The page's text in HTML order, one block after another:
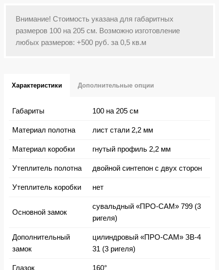
Внимание! Стоимость указана для габаритных
размеров 100 на 205 см. Возможно изготовление
любых размеров: +500 руб. за 0,5 кв.м
Характеристики Дополнительные опции
Габариты 100 на 205 см
Материал полотна лист стали 2,2 мм
Материал коробки гнутый профиль 2,2 мм
Утеплитель полотна двойной синтепон с двух сторон
Утеплитель коробки нет
Основной замок
сувальдный «ПРО-САМ» 799 (3
ригеля)
Дополнительный
замок
цилиндровый «ПРО-САМ» ЗВ-4
31 (3 ригеля)
Глазок 160°